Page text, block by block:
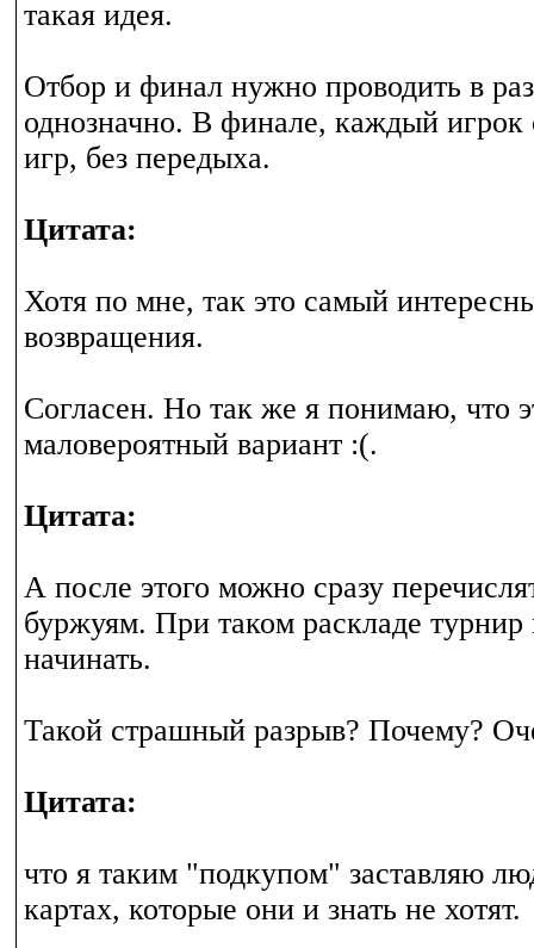
такая идея.
Отбор и финал нужно проводить в
однозначно. В финале, каждый игрок
игр, без передыха.
Цитата:
Хотя по мне, так это самый
возвращения.
Согласен. Но так же я понимаю, что
маловероятный вариант :(.
Цитата:
А после этого можно сразу
буржуям. При таком раскладе
начинать.
Такой страшный разрыв? Почему?
Цитата:
что я таким "подкупом" заставляю
картах, которые они и знать не хотят.